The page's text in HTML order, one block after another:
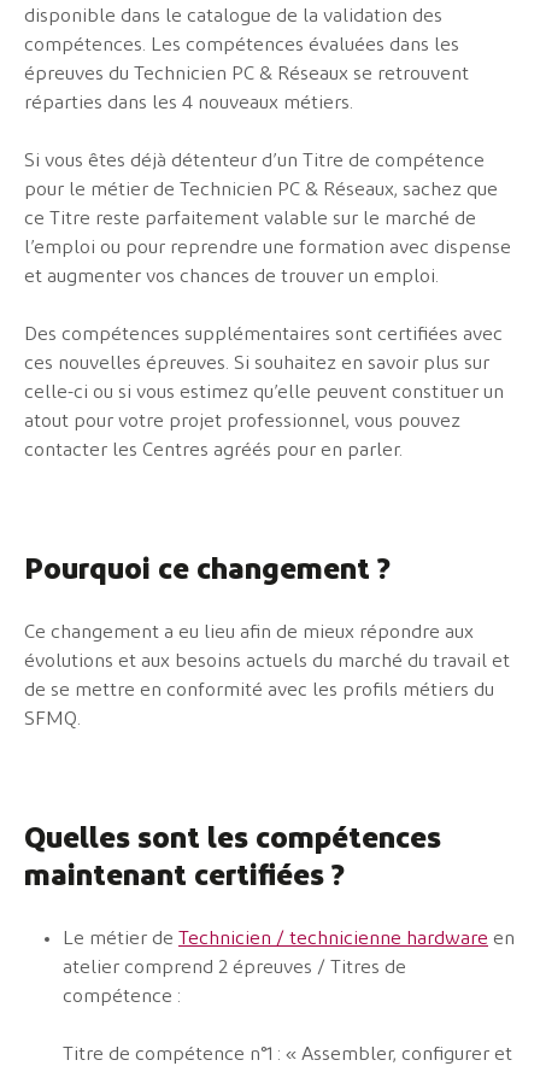
disponible dans le catalogue de la validation des
compétences. Les compétences évaluées dans les
épreuves du Technicien PC & Réseaux se retrouvent
réparties dans les 4 nouveaux métiers.
Si vous êtes déjà détenteur d’un Titre de compétence
pour le métier de Technicien PC & Réseaux, sachez que
ce Titre reste parfaitement valable sur le marché de
l’emploi ou pour reprendre une formation avec dispense
et augmenter vos chances de trouver un emploi.
Des compétences supplémentaires sont certifiées avec
ces nouvelles épreuves. Si souhaitez en savoir plus sur
celle-ci ou si vous estimez qu’elle peuvent constituer un
atout pour votre projet professionnel, vous pouvez
contacter les Centres agréés pour en parler.
Pourquoi ce changement ?
Ce changement a eu lieu afin de mieux répondre aux
évolutions et aux besoins actuels du marché du travail et
de se mettre en conformité avec les profils métiers du
SFMQ.
Quelles sont les compétences
maintenant certifiées ?
Le métier de Technicien / technicienne hardware en
atelier comprend 2 épreuves / Titres de
compétence :
Titre de compétence n°1 : « Assembler, configurer et